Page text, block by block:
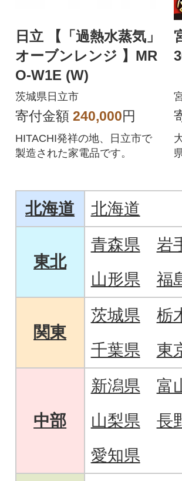
日立 【「過熱水蒸気」
オーブンレンジ 】MR
O-W1E (W)
茨城県日立市
寄付金額 240,000円
HITACHI発祥の地、日立市で
製造された家電品です。
北海道 北海道
東北
青森県 岩
山形県
福
関東
茨城県 栃
千葉県
東
中部
新潟県 富
山梨県
長
愛知県